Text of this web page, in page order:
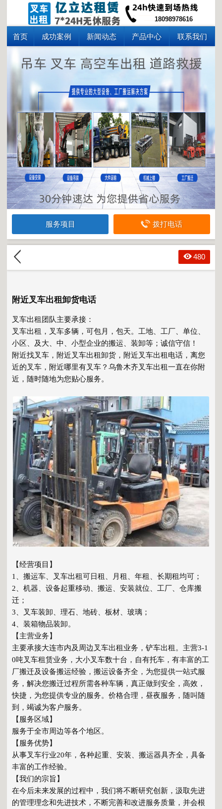
18098978616
首页 成功案例 新闻动态 产品中心 联系我们
服务项目 拨打电话
480
附近叉车出租卸货电话
叉车出租团队主要承接：
叉车出租，叉车多辆，可包月，包天。工地、工厂、单位、
小区、及大、中、小型企业的搬运、装卸等；诚信守信！
附近找叉车， 附近叉车出租卸货，附近叉车出租电话，离您
近的叉车，附近哪里有叉车？乌鲁木齐叉车出租一直在你附
近，随时随地为您贴心服务。
【经营项目】
1、搬运车、叉车出租可日租、月租、年租、长期租均可；
2、机器、设备起重移动、搬运、安装就位、工厂、仓库搬
迁；
3、叉车装卸、理石、地砖、板材、玻璃；
4、装箱物品装卸。
【主营业务】
主要承接大连市内及周边叉车出租业务，铲车出租。主营3-1
0吨叉车租赁业务，大小叉车数十台，自有托车，有丰富的工
厂搬迁及设备搬运经验，搬运设备齐全，为您提供一站式服
务，解决您搬迁过程所需各种车辆，真正做到安全，高效，
快捷，为您提供专业的服务。价格合理，昼夜服务，随叫随
到，竭诚为客户服务。
【服务区域】
服务于全市周边等各个地区。
【服务优势】
从事叉车行业20年，各种起重、安装、搬运器具齐全，具备
丰富的工作经验。
【我们的宗旨】
在今后未来发展的过程中，我们将不断研究创新，汲取先进
的管理理念和先进技术，不断完善和改进服务质量，并会根